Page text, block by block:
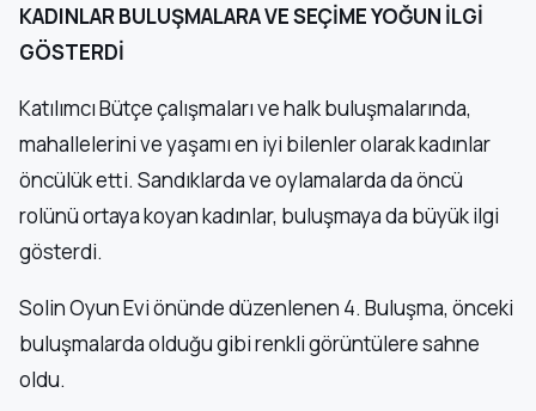
KADINLAR BULUŞMALARA VE SEÇİME YOĞUN İLGİ
GÖSTERDİ
Katılımcı Bütçe çalışmaları ve halk buluşmalarında,
mahallelerini ve yaşamı en iyi bilenler olarak kadınlar
öncülük etti. Sandıklarda ve oylamalarda da öncü
rolünü ortaya koyan kadınlar, buluşmaya da büyük ilgi
gösterdi.
Solin Oyun Evi önünde düzenlenen 4. Buluşma, önceki
buluşmalarda olduğu gibi renkli görüntülere sahne
oldu.